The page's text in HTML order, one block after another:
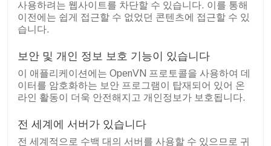
사용하려는 웹사이트를 차단할 수 있습니다. 이를 통해
이전에는 쉽게 접근할 수 없었던 콘텐츠에 접근할 수 있
습니다.
보안 및 개인 정보 보호 기능이 있습니다
이 애플리케이션에는 OpenVN 프로토콜을 사용하여 데
이터를 암호화하는 보안 프로그램이 탑재되어 있어 온
라인 활동이 더욱 안전해지고 개인정보가 보호됩니다.
전 세계에 서버가 있습니다
전 세계적으로 수백 대의 서버를 사용할 수 있으므로 귀